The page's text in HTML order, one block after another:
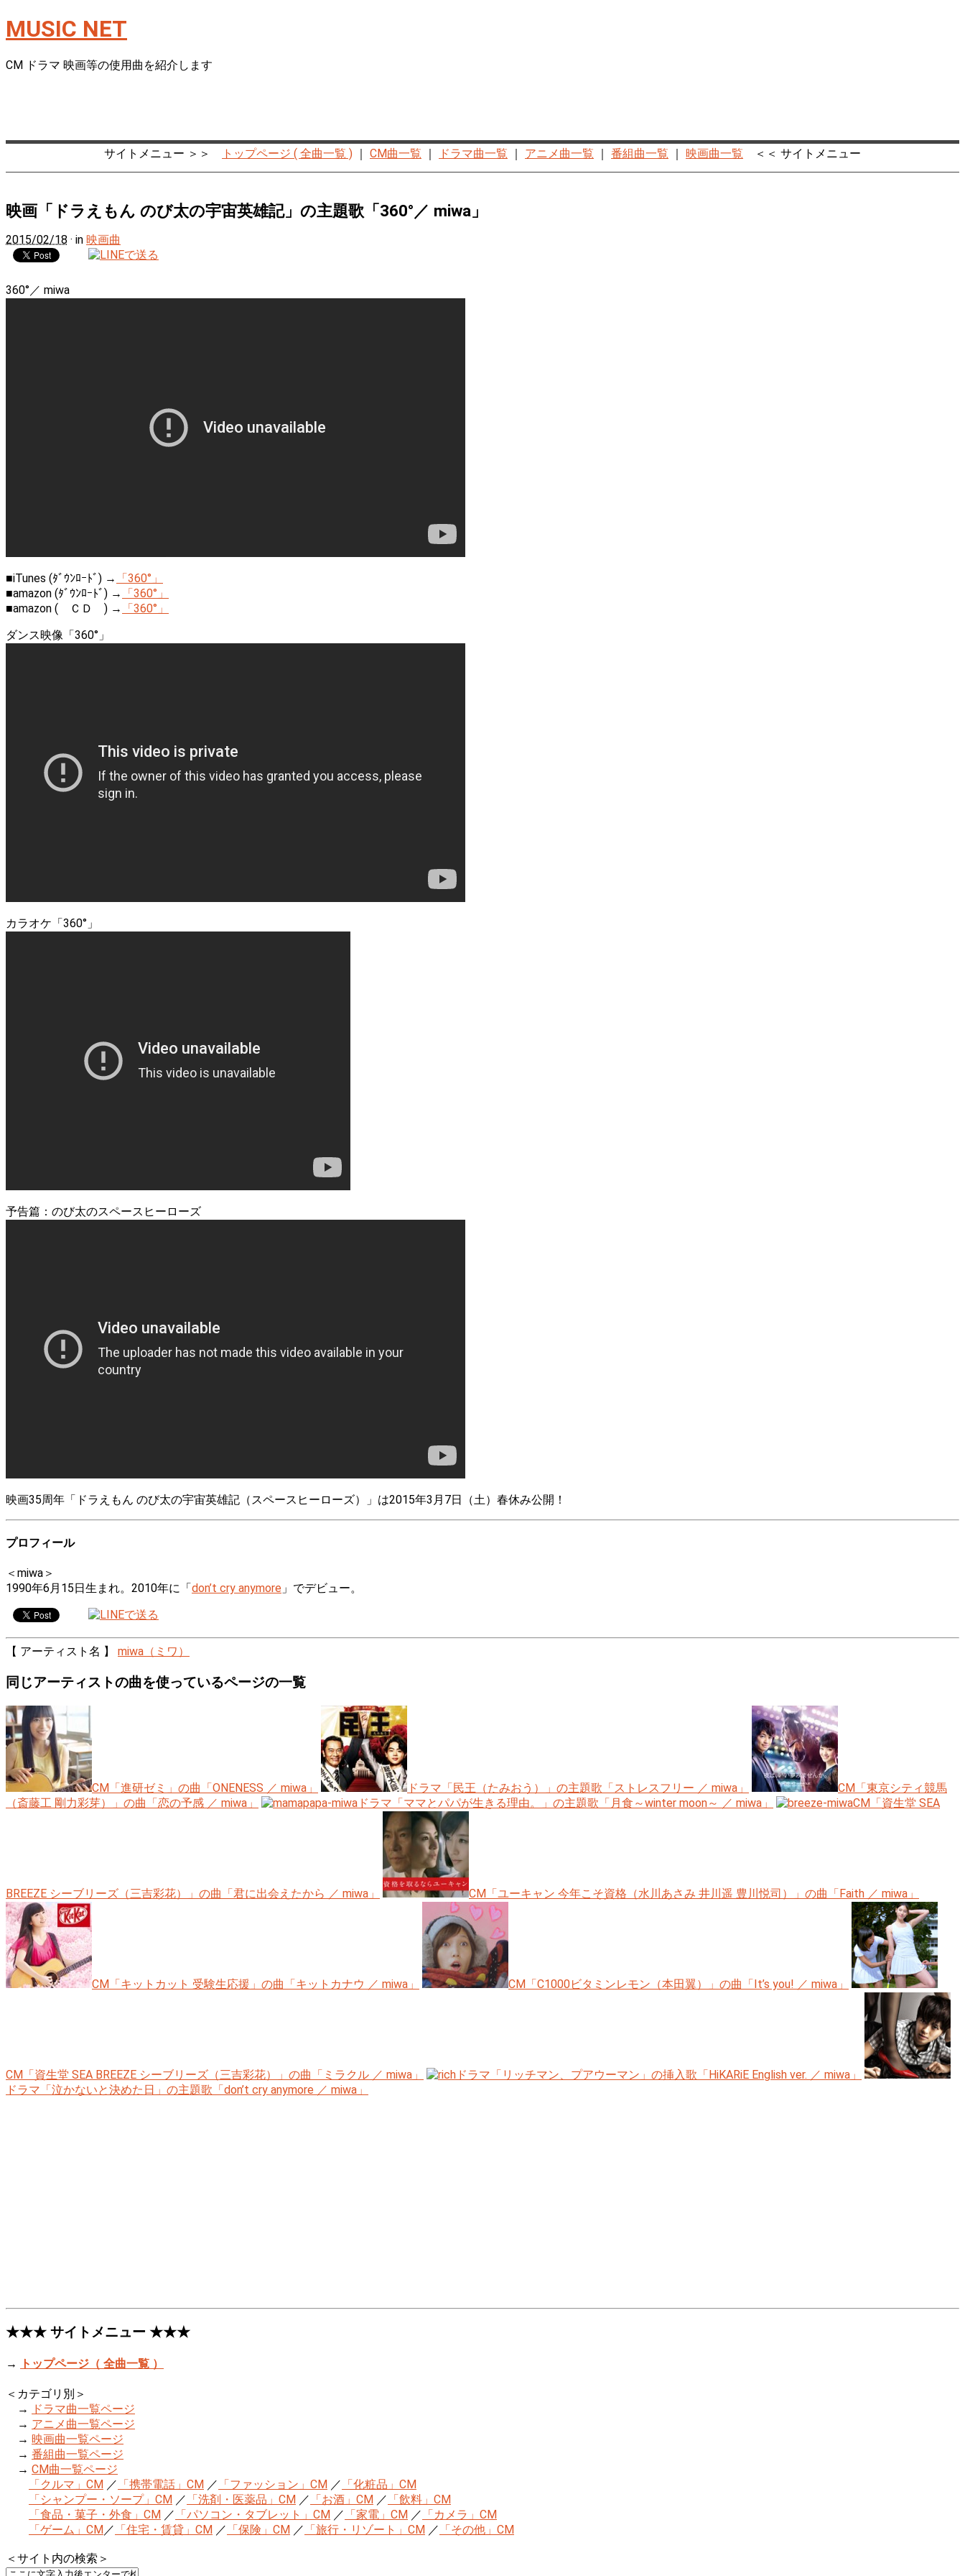
MUSIC NET
CM ドラマ 映画等の使用曲を紹介します
サイトメニュー ＞＞ トップページ ( 全曲一覧 ) ｜ CM曲一覧 ｜ ドラマ曲一覧 ｜ アニメ曲一覧 ｜ 番組曲一覧 ｜ 映画曲一覧 ＜＜ サイトメニュー
映画「ドラえもん のび太の宇宙英雄記」の主題歌「360°／ miwa」
2015/02/18 · in 映画曲
360°／ miwa
■iTunes (ﾀﾞｳﾝﾛｰﾄﾞ) →
「360°」
■amazon (ﾀﾞｳﾝﾛｰﾄﾞ) →
「360°」
■amazon ( ＣＤ ) →
「360°」
ダンス映像「360°」
カラオケ「360°」
予告篇：のび太のスペースヒーローズ
映画35周年「ドラえもん のび太の宇宙英雄記（スペースヒーローズ）」は2015年3月7日（土）春休み公開！
プロフィール
＜miwa＞
1990年6月15日生まれ。2010年に「 don’t cry anymore 」でデビュー。
【 アーティスト名 】 miwa（ミワ）
同じアーティストの曲を使っているページの一覧
CM「進研ゼミ」の曲「ONENESS ／ miwa」 ドラマ「民王（たみおう）」の主題歌「ストレスフリー ／ miwa」
CM「東京シティ競馬
（斎藤工 剛力彩芽）」の曲「恋の予感 ／ miwa」
ドラマ「ママとパパが生きる理由。」の主題歌「月食～winter moon～ ／ miwa」 CM「資生堂 SEA
BREEZE シーブリーズ（三吉彩花）」の曲「君に出会えたから ／ miwa」 CM「ユーキャン 今年こそ資格（水川あさみ 井川遥 豊川悦司）」の曲「Faith ／ miwa」
CM「キットカット 受験生応援」の曲「キットカナウ ／ miwa」 CM「C1000ビタミンレモン（本田翼）」の曲「It’s you! ／ miwa」
CM「資生堂 SEA BREEZE シーブリーズ（三吉彩花）」の曲「ミラクル ／ miwa」
ドラマ「リッチマン、プアウーマン」の挿入歌「HiKARiE English ver. ／ miwa」
ドラマ「泣かないと決めた日」の主題歌「don’t cry anymore ／ miwa」
★★★ サイトメニュー ★★★
→ トップページ（ 全曲一覧 ）
＜カテゴリ別＞
→
ドラマ曲一覧ページ
→ アニメ曲一覧ページ
→ 映画曲一覧ページ
→ 番組曲一覧ページ
→ CM曲一覧ページ
「クルマ」CM ／ 「携帯電話」CM ／ 「ファッション」CM ／ 「化粧品」CM
「シャンプー・ソープ」CM ／ 「洗剤・医薬品」CM ／ 「お酒」CM ／ 「飲料」CM
「食品・菓子・外食」CM ／ 「パソコン・タブレット」CM ／ 「家電」CM ／ 「カメラ」CM
「ゲーム」CM／ 「住宅・賃貸」CM ／ 「保険」CM ／ 「旅行・リゾート」CM ／ 「その他」CM
＜サイト内の検索＞